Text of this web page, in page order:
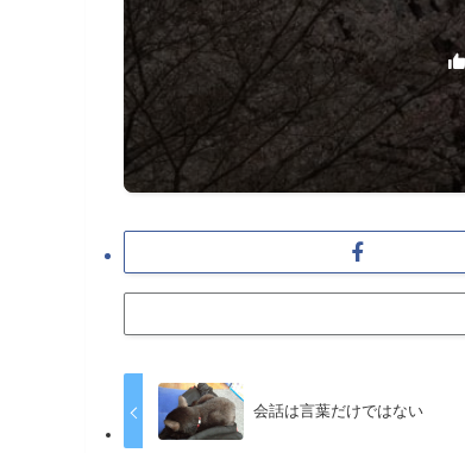
会話は言葉だけではない